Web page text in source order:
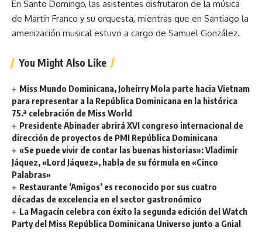
En Santo Domingo, las asistentes disfrutaron de la música
de Martín Franco y su orquesta, mientras que en Santiago la
amenización musical estuvo a cargo de Samuel González.
You Might Also Like
Miss Mundo Dominicana, Joheirry Mola parte hacia Vietnam
para representar a la República Dominicana en la histórica
75.ª celebración de Miss World
Presidente Abinader abrirá XVI congreso internacional de
dirección de proyectos de PMI República Dominicana
«Se puede vivir de contar las buenas historias»: Vladimir
Jáquez, «Lord Jáquez», habla de su fórmula en «Cinco
Palabras»
Restaurante ‘Amigos’ es reconocido por sus cuatro
décadas de excelencia en el sector gastronómico
La Magacín celebra con éxito la segunda edición del Watch
Party del Miss República Dominicana Universo junto a Gnial